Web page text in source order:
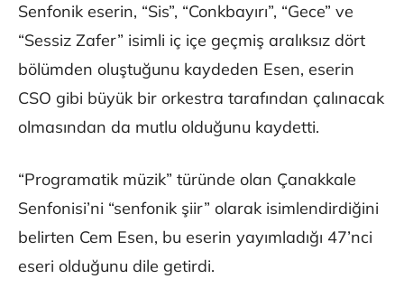
Senfonik eserin, “Sis”, “Conkbayırı”, “Gece” ve
“Sessiz Zafer” isimli iç içe geçmiş aralıksız dört
bölümden oluştuğunu kaydeden Esen, eserin
CSO gibi büyük bir orkestra tarafından çalınacak
olmasından da mutlu olduğunu kaydetti.
“Programatik müzik” türünde olan Çanakkale
Senfonisi’ni “senfonik şiir” olarak isimlendirdiğini
belirten Cem Esen, bu eserin yayımladığı 47’nci
eseri olduğunu dile getirdi.